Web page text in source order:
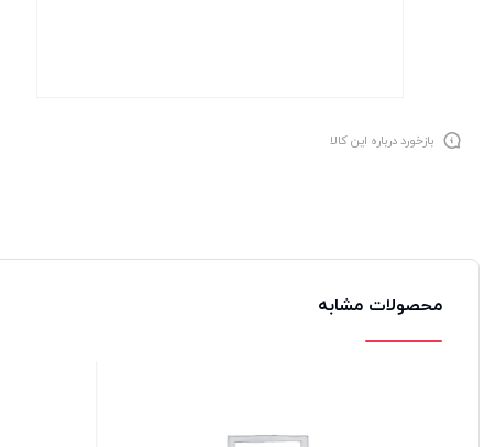
بازخورد درباره این کالا
محصولات مشابه